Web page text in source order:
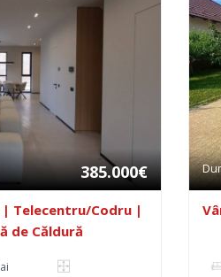
385.000€
| Telecentru/Codru |
de Căldură